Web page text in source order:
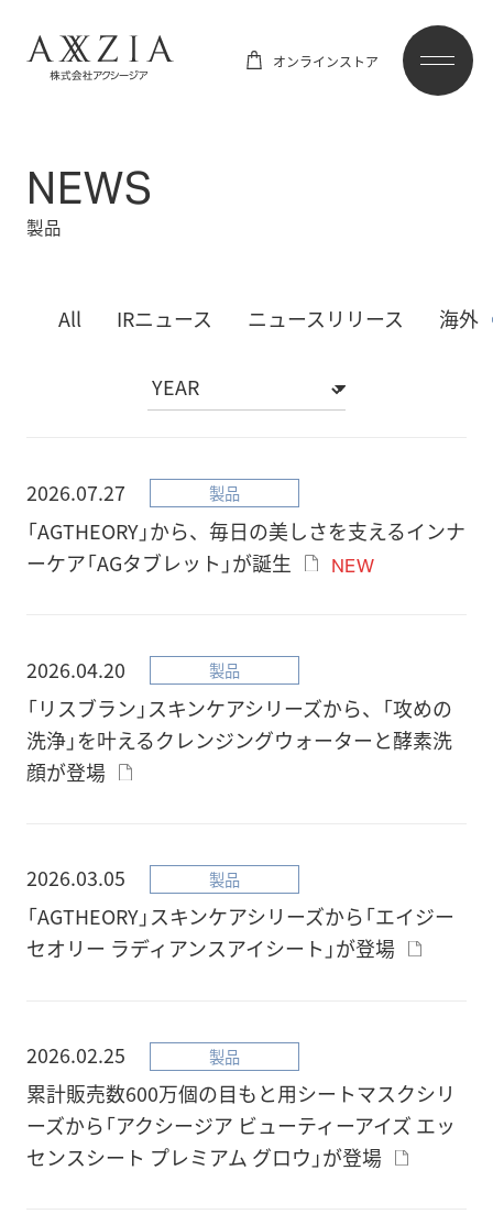
オンラインストア
NEWS
製品
All IRニュース ニュースリリース 海外
2026.07.27 製品
「AGTHEORY」から、毎日の美しさを支えるインナ
ーケア「AGタブレット」が誕生
NEW
2026.04.20 製品
「リスブラン」スキンケアシリーズから、「攻めの
洗浄」を叶えるクレンジングウォーターと酵素洗
顔が登場
2026.03.05 製品
「AGTHEORY」スキンケアシリーズから「エイジー
セオリー ラディアンスアイシート」が登場
2026.02.25 製品
累計販売数600万個の目もと用シートマスクシリ
ーズから「アクシージア ビューティーアイズ エッ
センスシート プレミアム グロウ」が登場